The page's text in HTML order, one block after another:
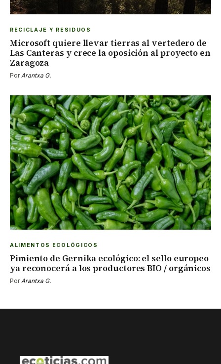
RECICLAJE Y RESIDUOS
Microsoft quiere llevar tierras al vertedero de
Las Canteras y crece la oposición al proyecto en
Zaragoza
PorArantxa G.
ALIMENTOS ECOLÓGICOS
Pimiento de Gernika ecológico: el sello europeo
ya reconocerá a los productores BIO / orgánicos
PorArantxa G.